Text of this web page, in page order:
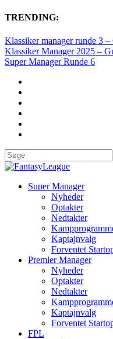
TRENDING:
Klassiker manager runde 3
Klassiker Manager 2025 –
Super Manager Runde 6
Super Manager
Nyheder
Optakter
Nedtakter
Kaptajnvalg
Forventet
Premier Manager
Nyheder
Optakter
Nedtakter
Kaptajnvalg
Forventet
FPL